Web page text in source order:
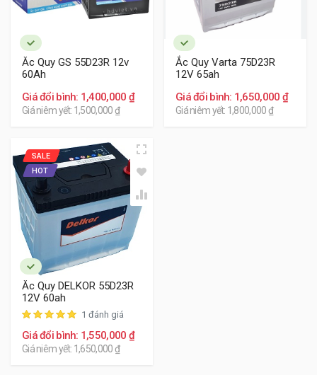
Khách hàng tham khảo các bình ắc quy cho xe Isuzu Hi
Lander dưới đây:
Ắc Quy GS 55D23R 12v
60Ah
Giá đổi bình: 1,400,000 ₫
Giá niêm yết: 1,500,000 ₫
Ắc Quy Varta 75D23R
12V 65ah
Giá đổi bình: 1,650,000 ₫
Giá niêm yết: 1,800,000 ₫
SALE
HOT
Ắc Quy DELKOR 55D23R
12V 60ah
1 đánh giá
Giá đổi bình: 1,550,000 ₫
Giá niêm yết: 1,650,000 ₫